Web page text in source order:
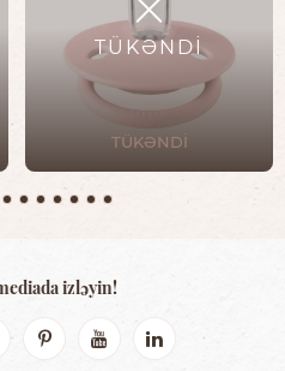
TÜKƏNDİ
TÜKƏNDİ
izləyin!